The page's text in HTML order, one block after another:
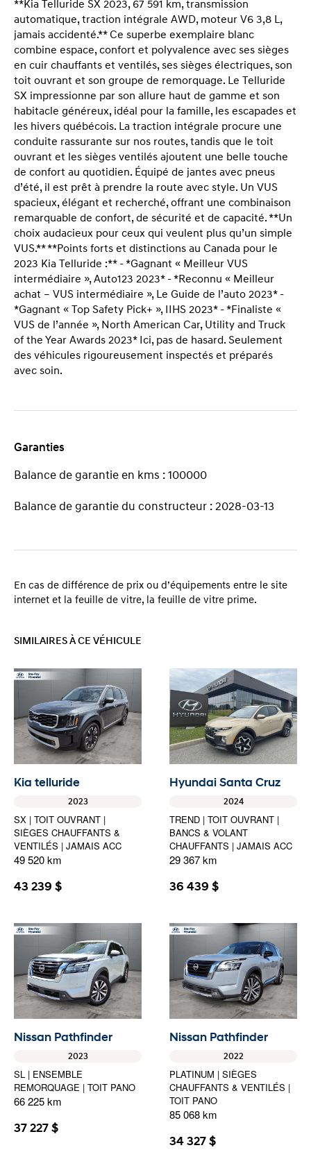
**Kia Telluride SX 2023, 67 591 km, transmission
automatique, traction intégrale AWD, moteur V6 3,8 L,
jamais accidenté.** Ce superbe exemplaire blanc
combine espace, confort et polyvalence avec ses sièges
en cuir chauffants et ventilés, ses sièges électriques, son
toit ouvrant et son groupe de remorquage. Le Telluride
SX impressionne par son allure haut de gamme et son
habitacle généreux, idéal pour la famille, les escapades et
les hivers québécois. La traction intégrale procure une
conduite rassurante sur nos routes, tandis que le toit
ouvrant et les sièges ventilés ajoutent une belle touche
de confort au quotidien. Équipé de jantes avec pneus
d’été, il est prêt à prendre la route avec style. Un VUS
spacieux, élégant et recherché, offrant une combinaison
remarquable de confort, de sécurité et de capacité. **Un
choix audacieux pour ceux qui veulent plus qu’un simple
VUS.** **Points forts et distinctions au Canada pour le
2023 Kia Telluride :** - *Gagnant « Meilleur VUS
intermédiaire », Auto123 2023* - *Reconnu « Meilleur
achat – VUS intermédiaire », Le Guide de l’auto 2023* -
*Gagnant « Top Safety Pick+ », IIHS 2023* - *Finaliste «
VUS de l’année », North American Car, Utility and Truck
of the Year Awards 2023* Ici, pas de hasard. Seulement
des véhicules rigoureusement inspectés et préparés
avec soin.
Garanties
Balance de garantie en kms : 100000
Balance de garantie du constructeur : 2028-03-13
En cas de différence de prix ou d’équipements entre le site
internet et la feuille de vitre, la feuille de vitre prime.
SIMILAIRES À CE VÉHICULE
Kia telluride
2023
SX | TOIT OUVRANT |
SIÈGES CHAUFFANTS &
VENTILÉS | JAMAIS ACC
49 520 km
43 239 $
Hyundai Santa Cruz
2024
TREND | TOIT OUVRANT |
BANCS & VOLANT
CHAUFFANTS | JAMAIS ACC
29 367 km
36 439 $
Nissan Pathfinder
2023
SL | ENSEMBLE
REMORQUAGE | TOIT PANO
66 225 km
37 227 $
Nissan Pathfinder
2022
PLATINUM | SIÈGES
CHAUFFANTS & VENTILÉS |
TOIT PANO
85 068 km
34 327 $